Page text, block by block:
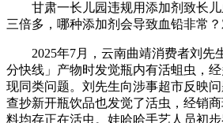
甘肃一长儿园违规用添加剂致长儿
三倍多，哪种添加剂会导致血铅非常
2025年7月，云南曲靖消费者刘先
分快线」产物时发觉瓶内有活蛆虫，
现同类问题。刘先生向涉事超市反映
查抄新开瓶饮品也发觉了活虫，经销
料均存正在活虫。娃哈哈手艺人员初